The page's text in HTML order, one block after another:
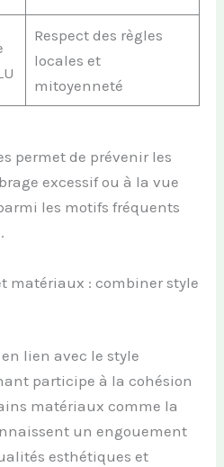
Respect des règles
locales et
mitoyenneté
permet de prévenir les
excessif ou à la vue
les motifs fréquents
matériaux : combiner style
lien avec le style
participe à la cohésion
matériaux comme la
un engouement
esthétiques et